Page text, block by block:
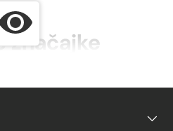
vlakana
značajke
i vrlo kruto